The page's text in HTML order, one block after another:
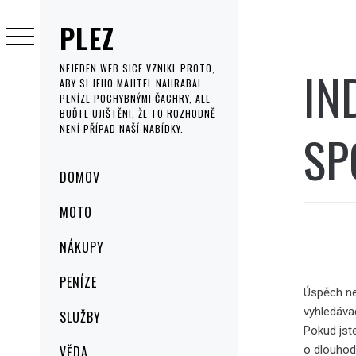
PLEZ
NEJEDEN WEB SICE VZNIKL PROTO,
ABY SI JEHO MAJITEL NAHRABAL
PENÍZE POCHYBNÝMI ČACHRY, ALE
BUĎTE UJIŠTĚNI, ŽE TO ROZHODNĚ
NENÍ PŘÍPAD NAŠÍ NABÍDKY.
MenuDOMOV
MOTO
NÁKUPY
PENÍZE
SLUŽBY
VĚDA
to
content
Úspěch
Pokud
o